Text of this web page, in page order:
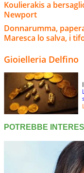
Koulierakis a
Newport
Donnarumma,
Maresca lo salva, i
Gioielleria Delfino